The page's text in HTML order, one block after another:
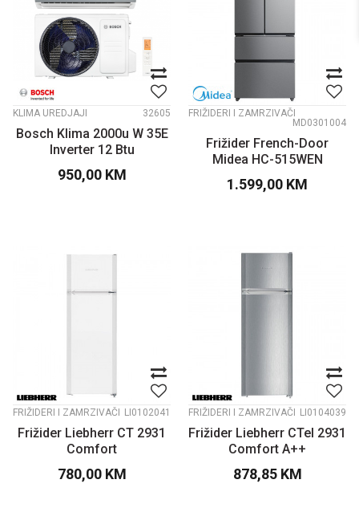
KLIMA UREDJAJI 32605
Bosch Klima 2000u W 35E
Inverter 12 Btu
950,00 KM
FRIŽIDERI I ZAMRZIVAČI
MD0301004
Frižider French-Door
Midea HC-515WEN
comfort inox A+
1.599,00 KM
FRIŽIDERI I ZAMRZIVAČI LI0102041
Frižider Liebherr CT 2931
Comfort
780,00 KM
FRIŽIDERI I ZAMRZIVAČI LI0104039
Frižider Liebherr CTel 2931
Comfort A++
878,85 KM